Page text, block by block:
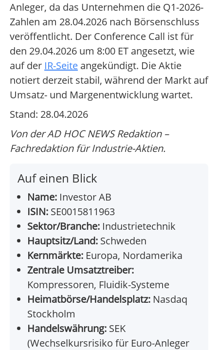
Anleger, da das Unternehmen die Q1-2026-
Zahlen am 28.04.2026 nach Börsenschluss
veröffentlicht. Der Conference Call ist für
den 29.04.2026 um 8:00 ET angesetzt, wie
auf der IR-Seite angekündigt. Die Aktie
notiert derzeit stabil, während der Markt auf
Umsatz- und Margenentwicklung wartet.
Stand: 28.04.2026
Von der AD HOC NEWS Redaktion –
Fachredaktion für Industrie-Aktien.
Auf einen Blick
Name: Investor AB
ISIN: SE0015811963
Sektor/Branche: Industrietechnik
Hauptsitz/Land: Schweden
Kernmärkte: Europa, Nordamerika
Zentrale Umsatztreiber:
Kompressoren, Fluidik-Systeme
Heimatbörse/Handelsplatz: Nasdaq
Stockholm
Handelswährung: SEK
(Wechselkursrisiko für Euro-Anleger